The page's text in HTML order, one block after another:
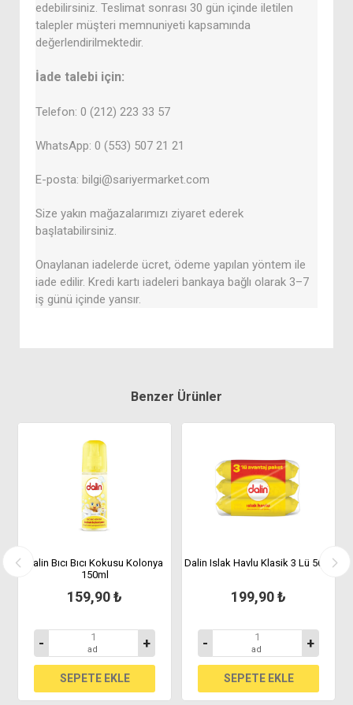
edebilirsiniz. Teslimat sonrası 30 gün içinde iletilen
talepler müşteri memnuniyeti kapsamında
değerlendirilmektedir.
İade talebi için:
Telefon: 0 (212) 223 33 57
WhatsApp: 0 (553) 507 21 21
E-posta: bilgi@sariyermarket.com
Size yakın mağazalarımızı ziyaret ederek
başlatabilirsiniz.
Onaylanan iadelerde ücret, ödeme yapılan yöntem ile
iade edilir. Kredi kartı iadeleri bankaya bağlı olarak 3–7
iş günü içinde yansır.
Benzer Ürünler
Dalin Bıcı Bıcı Kokusu Kolonya
150ml
159,90 ₺
- ad +
Dalin Islak Havlu Klasik 3 Lü 56'Li
199,90 ₺
- ad +